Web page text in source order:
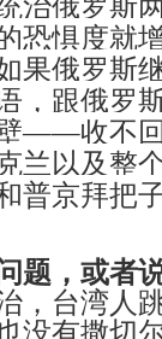
恐惧度就
果俄罗斯
，跟俄罗
——收不
兰以及整
京拜把
题，或者
，台湾人